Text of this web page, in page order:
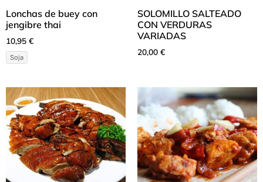
Lonchas de buey con
jengibre thai
10,95 €
Soja
SOLOMILLO SALTEADO
CON VERDURAS
VARIADAS
20,00 €